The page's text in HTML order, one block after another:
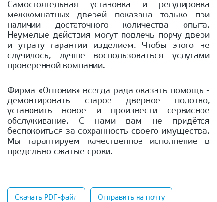
Самостоятельная установка и регулировка
межкомнатных дверей показана только при
наличии достаточного количества опыта.
Неумелые действия могут повлечь порчу двери
и утрату гарантии изделием. Чтобы этого не
случилось, лучше воспользоваться услугами
проверенной компании.
Фирма «Оптовик» всегда рада оказать помощь -
демонтировать старое дверное полотно,
установить новое и произвести сервисное
обслуживание. С нами вам не придётся
беспокоиться за сохранность своего имущества.
Мы гарантируем качественное исполнение в
предельно сжатые сроки.
Скачать PDF-файл Отправить на почту